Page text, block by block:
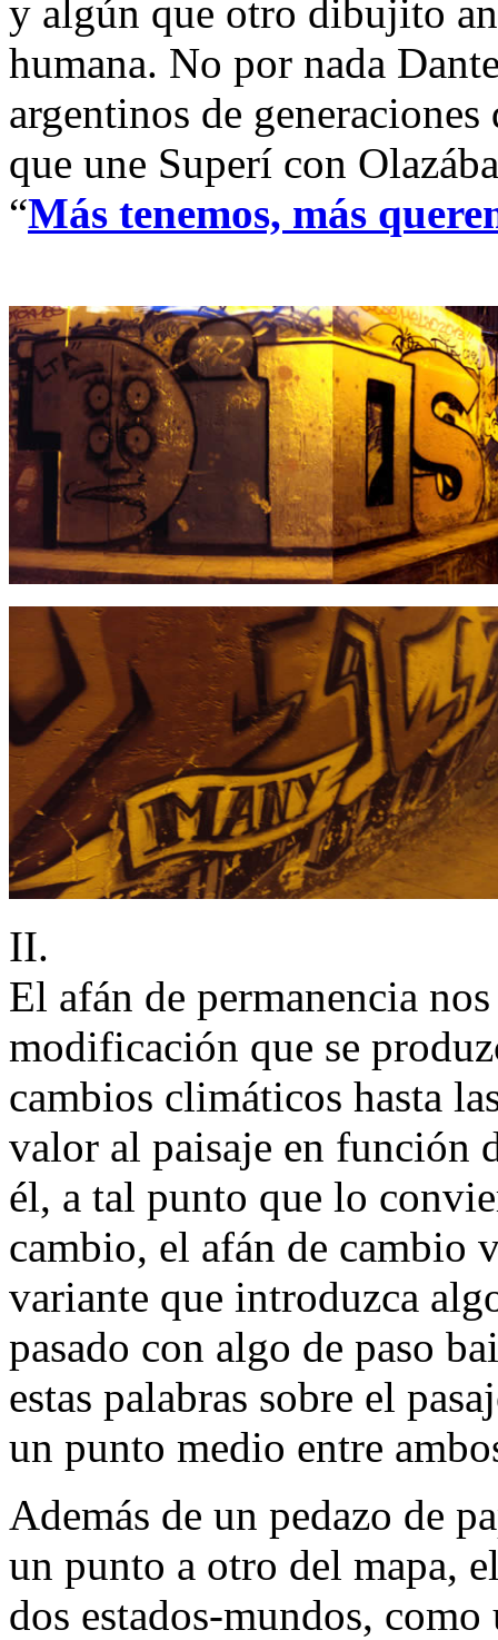
y algún que otro dibujito
humana. No por nada
argentinos de
que une Superí con
“Más tenemos, más
II.
El afán de permanencia
modificación que se
cambios climáticos hasta
valor al paisaje en función
él, a tal punto que lo
cambio, el afán de cambio
variante que introduzca
pasado con algo de paso
estas palabras sobre el
un punto medio entre
Además de un pedazo de
un punto a otro del mapa,
dos estados-mundos,